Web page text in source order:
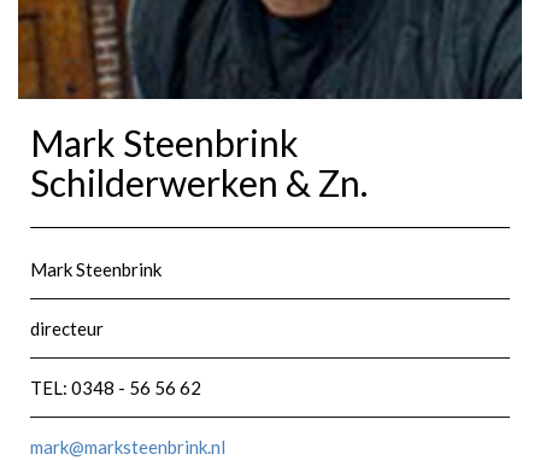
Mark Steenbrink
Schilderwerken & Zn.
Mark Steenbrink
directeur
TEL: 0348 - 56 56 62
mark@marksteenbrink.nl